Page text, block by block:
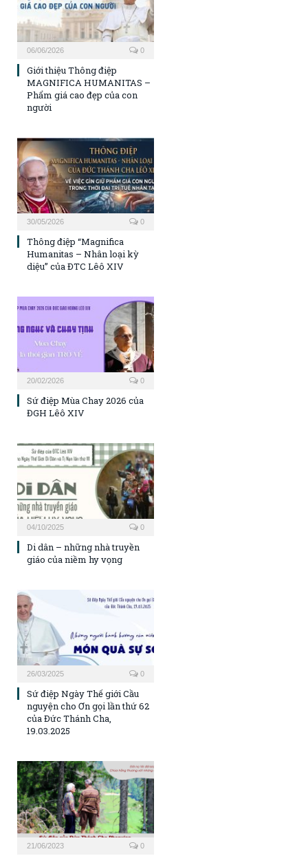
06/06/2026 0
Giới thiệu Thông điệp
MAGNIFICA HUMANITAS –
Phẩm giá cao đẹp của con
người
30/05/2026 0
Thông điệp “Magnifica
Humanitas – Nhân loại kỳ
diệu” của ĐTC Lêô XIV
20/02/2026 0
Sứ điệp Mùa Chay 2026 của
ĐGH Lêô XIV
04/10/2025 0
Di dân – những nhà truyền
giáo của niềm hy vọng
26/03/2025 0
Sứ điệp Ngày Thế giới Cầu
nguyện cho Ơn gọi lần thứ 62
của Đức Thánh Cha,
19.03.2025
21/06/2023 0